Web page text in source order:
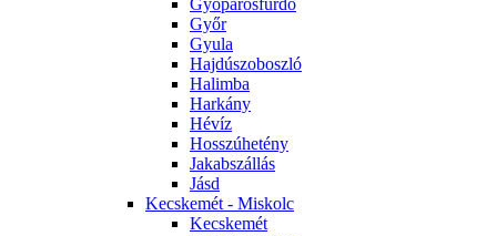
Győr
Gyula
Hajdúszoboszló
Halimba
Harkány
Hévíz
Hosszúhetény
Jakabszállás
Jásd
Kecskemét - Miskolc
Kecskemét